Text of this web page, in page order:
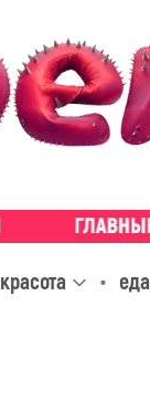
красота еда